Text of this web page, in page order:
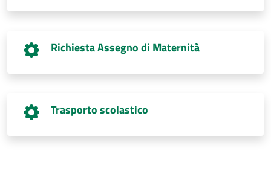
Richiesta Assegno di Maternità
Trasporto scolastico